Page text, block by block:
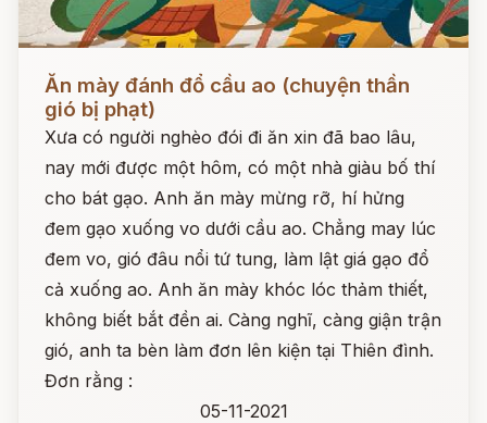
Đọc ngay
Ăn mày đánh đổ cầu ao (chuyện thần
gió bị phạt)
Xưa có người nghèo đói đi ăn xin đã bao lâu,
nay mới được một hôm, có một nhà giàu bố thí
cho bát gạo. Anh ăn mày mừng rỡ, hí hửng
đem gạo xuống vo dưới cầu ao. Chẳng may lúc
đem vo, gió đâu nổi tứ tung, làm lật giá gạo đổ
cả xuống ao. Anh ăn mày khóc lóc thảm thiết,
không biết bắt đền ai. Càng nghĩ, càng giận trận
gió, anh ta bèn làm đơn lên kiện tại Thiên đình.
Đơn rằng :
05-11-2021